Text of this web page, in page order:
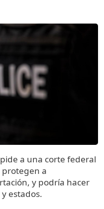
a una corte federal
protegen a
y podría hacer
estados.